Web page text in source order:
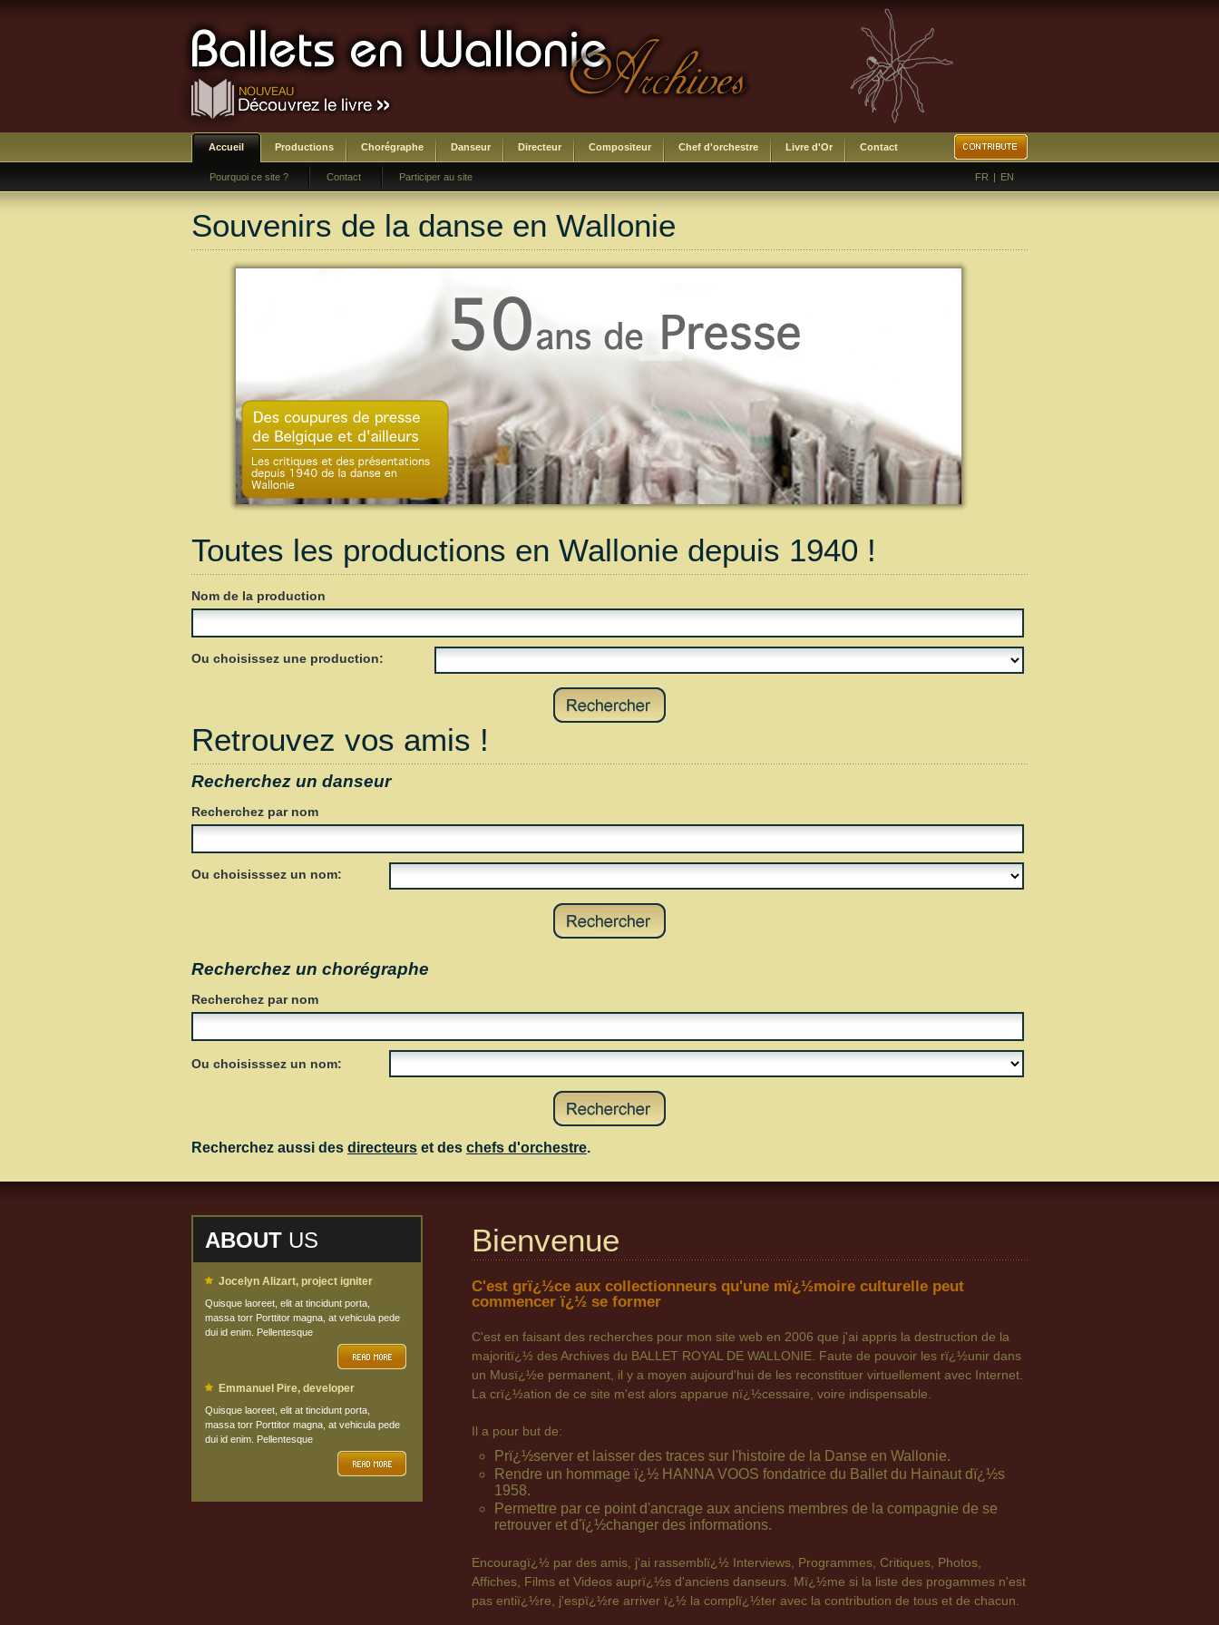
Accueil Productions Chorégraphe Danseur Directeur Compositeur Chef d'orchestre Livre d'Or Contact
Pourquoi ce site ? Contact Participer au site FR | EN
Souvenirs de la danse en Wallonie
Toutes les productions en Wallonie depuis 1940 !
Nom de la production
Ou choisissez une production:
Retrouvez vos amis !
Recherchez un danseur
Recherchez par nom
Ou choisisssez un nom:
Recherchez un chorégraphe
Recherchez par nom
Ou choisisssez un nom:
Recherchez aussi des directeurs et des chefs d'orchestre.
ABOUT US
Jocelyn Alizart, project igniter
Quisque laoreet, elit at tincidunt porta,
massa torr Porttitor magna, at vehicula pede
dui id enim. Pellentesque
Emmanuel Pire, developer
Quisque laoreet, elit at tincidunt porta,
massa torr Porttitor magna, at vehicula pede
dui id enim. Pellentesque
Bienvenue
C'est grï¿½ce aux collectionneurs qu'une mï¿½moire culturelle peut
commencer ï¿½ se former
C'est en faisant des recherches pour mon site web en 2006 que j'ai appris la destruction de la
majoritï¿½ des Archives du BALLET ROYAL DE WALLONIE. Faute de pouvoir les rï¿½unir dans
un Musï¿½e permanent, il y a moyen aujourd'hui de les reconstituer virtuellement avec Internet.
La crï¿½ation de ce site m'est alors apparue nï¿½cessaire, voire indispensable.
Il a pour but de:
Prï¿½server et laisser des traces sur l'histoire de la Danse en Wallonie.
Rendre un hommage ï¿½ HANNA VOOS fondatrice du Ballet du Hainaut dï¿½s
1958.
Permettre par ce point d'ancrage aux anciens membres de la compagnie de se
retrouver et d'ï¿½changer des informations.
Encouragï¿½ par des amis, j'ai rassemblï¿½ Interviews, Programmes, Critiques, Photos,
Affiches, Films et Videos auprï¿½s d'anciens danseurs. Mï¿½me si la liste des progammes n'est
pas entiï¿½re, j'espï¿½re arriver ï¿½ la complï¿½ter avec la contribution de tous et de chacun.